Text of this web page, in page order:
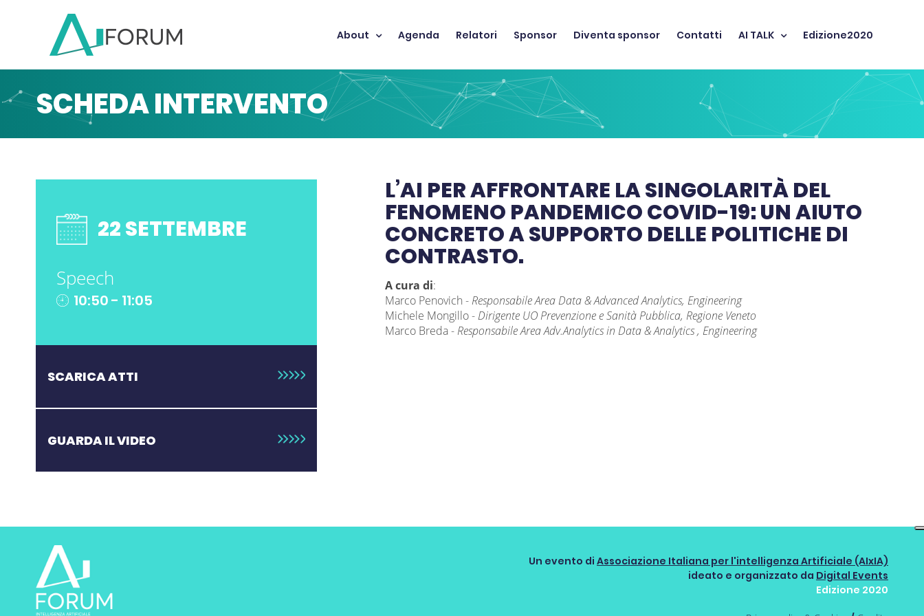
About Agenda Relatori Sponsor Diventa sponsor Contatti AI TALK Edizione2020
SCHEDA INTERVENTO
22 SETTEMBRE
Speech
10:50 - 11:05
SCARICA ATTI
GUARDA IL VIDEO
L’AI PER AFFRONTARE LA SINGOLARITÀ DEL
FENOMENO PANDEMICO COVID-19: UN AIUTO
CONCRETO A SUPPORTO DELLE POLITICHE DI
CONTRASTO.
A cura di:
Marco Penovich - Responsabile Area Data & Advanced Analytics, Engineering
Michele Mongillo- Dirigente UO Prevenzione e Sanità Pubblica, Regione Veneto
Marco Breda- Responsabile Area Adv.Analytics in Data & Analytics ​, Engineering
Un evento di Associazione Italiana per l'intelligenza Artificiale (AIxIA)
ideato e organizzato da Digital Events
Edizione 2020